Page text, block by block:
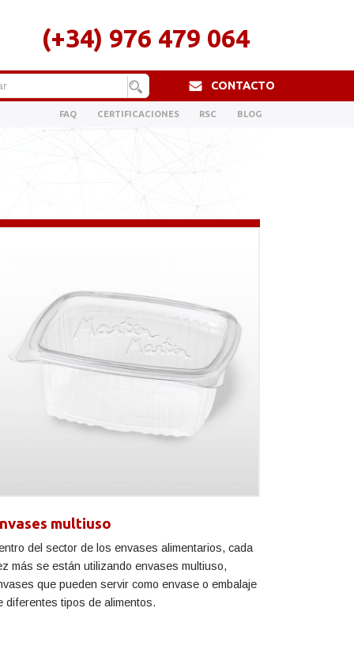
(+34) 976 479 064
CONTACTO
FAQ CERTIFICACIONES RSC BLOG
multiuso
del sector de los envases alimentarios, cada
más se están utilizando envases multiuso,
que pueden servir como envase o embalaje
diferentes tipos de alimentos.